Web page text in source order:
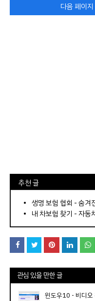
다음 페이
⠀추천 글
⠀­­­­­­­­؜؜؜؜­­­­­­­­؜؜؜؜• 생명 보험 협회 - 숨겨
내 차보험 찾기 - 자동
관심 있을 만한 글
윈도우10 - 비디오